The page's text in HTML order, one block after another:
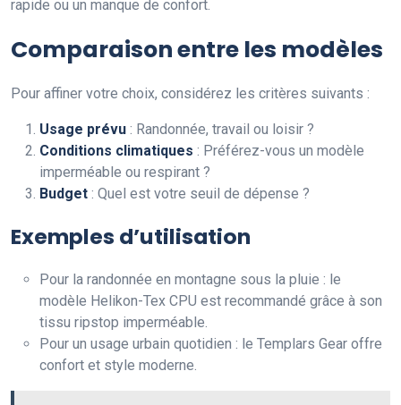
rapide ou un manque de confort.
Comparaison entre les modèles
Pour affiner votre choix, considérez les critères suivants :
Usage prévu : Randonnée, travail ou loisir ?
Conditions climatiques : Préférez-vous un modèle
imperméable ou respirant ?
Budget : Quel est votre seuil de dépense ?
Exemples d’utilisation
Pour la randonnée en montagne sous la pluie : le
modèle Helikon-Tex CPU est recommandé grâce à son
tissu ripstop imperméable.
Pour un usage urbain quotidien : le Templars Gear offre
confort et style moderne.